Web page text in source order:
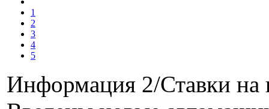
1
2
3
4
5
Информация 2/Ставки на